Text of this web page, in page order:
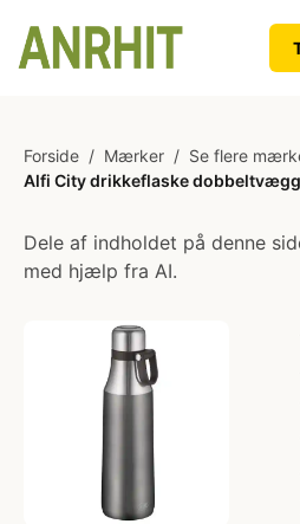
Forside / Mærker / Se flere
Alfi City drikkeflaske
Dele af indholdet på denne
med hjælp fra AI.